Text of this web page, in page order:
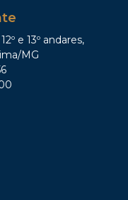
e 13º andares,
MG